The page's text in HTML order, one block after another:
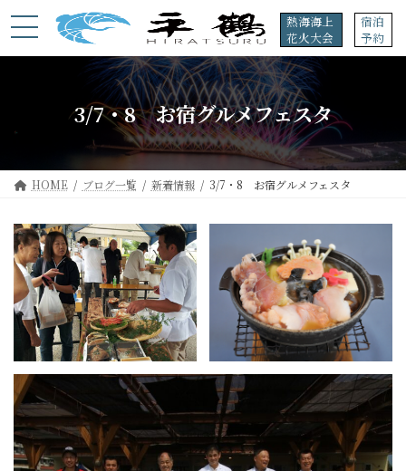
ン
プ
ビ
動
熱海海上
花火大会
宿泊
予約
3/7・8 お宿グルメフェスタ
HOME ブログ一覧 新着情報 3/7・8 お宿グルメフェスタ